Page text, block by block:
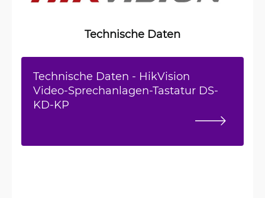
Technische Daten
Technische Daten - HikVision
Video-Sprechanlagen-Tastatur DS-
KD-KP